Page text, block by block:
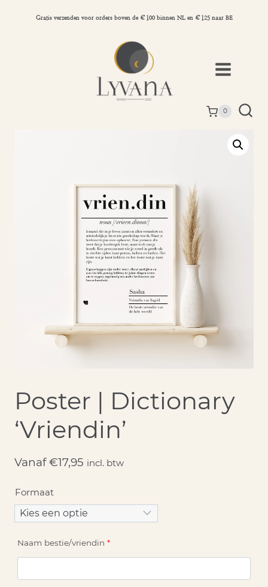
Gratis verzenden voor orders boven de €100 binnen NL en €125 naar BE
0
Poster | Dictionary
‘Vriendin’
Vanaf €17,95 incl. btw
Formaat
Naam bestie/vriendin *